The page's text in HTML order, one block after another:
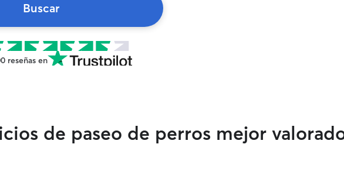
Buscar
reseñas en
de paseo de perros mejor